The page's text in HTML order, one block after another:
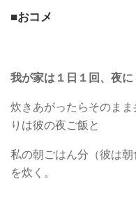
■おコメ
我が家は１日１回、夜に
炊きあがったらそのま
りは彼の夜ご飯と
私の朝ごはん分（彼は
を炊く。